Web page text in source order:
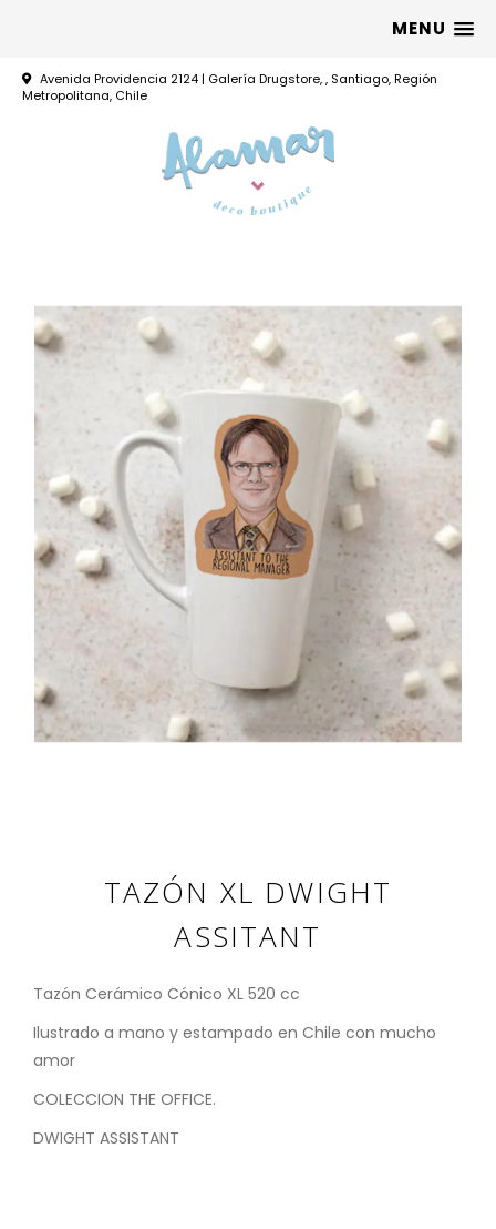
MENU
Avenida Providencia 2124 | Galería Drugstore, , Santiago, Región
Metropolitana, Chile
TAZÓN XL DWIGHT
ASSITANT
Tazón Cerámico Cónico XL 520 cc
Ilustrado a mano y estampado en Chile con mucho
amor
COLECCION THE OFFICE.
DWIGHT ASSISTANT